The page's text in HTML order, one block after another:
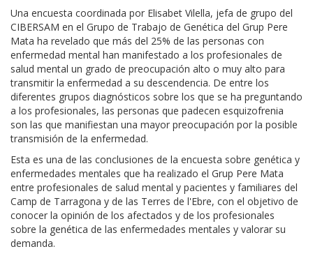
Una encuesta coordinada por Elisabet Vilella, jefa de grupo del
CIBERSAM en el Grupo de Trabajo de Genética del Grup Pere
Mata ha revelado que más del 25% de las personas con
enfermedad mental han manifestado a los profesionales de
salud mental un grado de preocupación alto o muy alto para
transmitir la enfermedad a su descendencia. De entre los
diferentes grupos diagnósticos sobre los que se ha preguntando
a los profesionales, las personas que padecen esquizofrenia
son las que manifiestan una mayor preocupación por la posible
transmisión de la enfermedad.
Esta es una de las conclusiones de la encuesta sobre genética y
enfermedades mentales que ha realizado el Grup Pere Mata
entre profesionales de salud mental y pacientes y familiares del
Camp de Tarragona y de las Terres de l'Ebre, con el objetivo de
conocer la opinión de los afectados y de los profesionales
sobre la genética de las enfermedades mentales y valorar su
demanda.